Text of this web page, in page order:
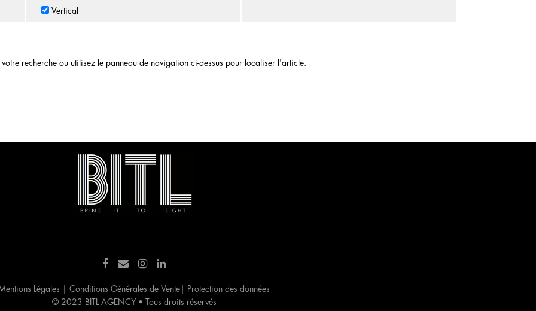
Vertical
recherche ou utilisez le panneau de navigation ci-dessus pour localiser l'article.
Légales Conditions Générales de Vente
Protection des données
© 2023 BITL AGENCY • Tous droits réservés